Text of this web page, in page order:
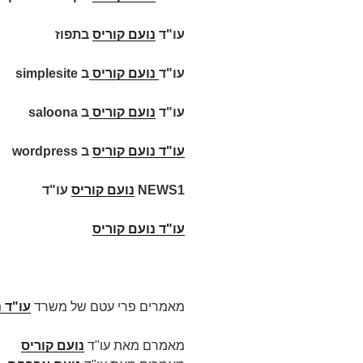
עו"ד נועם קוריס בתפוז
עו"ד נועם קוריס ב simplesite
עו"ד נועם קוריס ב saloona
עו"ד נועם קוריס ב wordpress
NEWS1 נועם קוריס עו"ד
עו"ד נועם קוריס
מאמרים פרי עטם של משרד עו"ד
מאמרם מאת עו"ד נועם קוריס